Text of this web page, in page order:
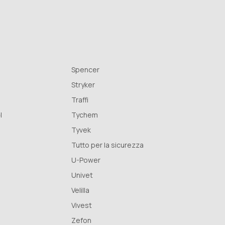
Spencer
Stryker
Traffi
Tychem
Tyvek
Tutto per la sicurezza
U-Power
Univet
Velilla
Vivest
Zefon